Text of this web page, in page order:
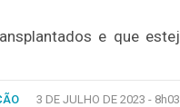
e que
3 DE JULHO DE 2023 - 8h03